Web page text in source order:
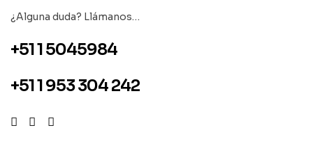
¿Alguna duda? Llámanos…
+51 1 5045984
+51 1 953 304 242